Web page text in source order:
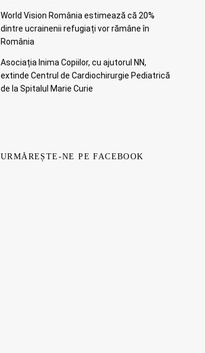
World Vision România estimează că 20%
dintre ucrainenii refugiați vor rămâne în
România
Asociația Inima Copiilor, cu ajutorul NN,
extinde Centrul de Cardiochirurgie Pediatrică
de la Spitalul Marie Curie
URMĂREȘTE-NE PE FACEBOOK